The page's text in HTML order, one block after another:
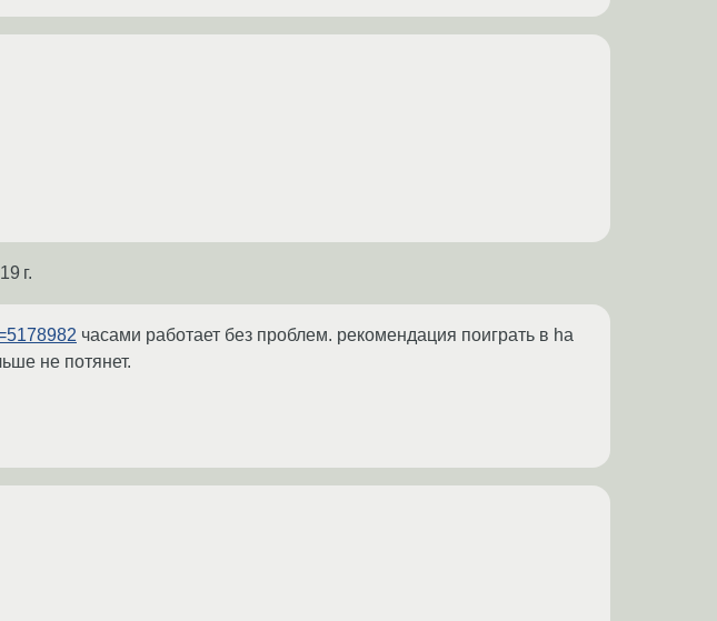
г.
часами работает без проблем. рекомендация поиграть в ha
не потянет.